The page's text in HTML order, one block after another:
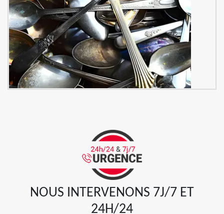
NOUS INTERVENONS 7J/7 ET
24H/24